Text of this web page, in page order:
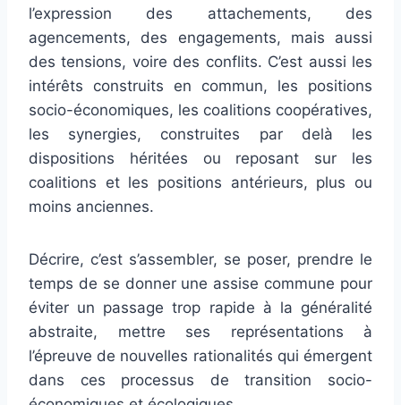
l’expression des attachements, des
agencements, des engagements, mais aussi
des tensions, voire des conflits. C’est aussi les
intérêts construits en commun, les positions
socio-économiques, les coalitions coopératives,
les synergies, construites par delà les
dispositions héritées ou reposant sur les
coalitions et les positions antérieurs, plus ou
moins anciennes.
Décrire, c’est s’assembler, se poser, prendre le
temps de se donner une assise commune pour
éviter un passage trop rapide à la généralité
abstraite, mettre ses représentations à
l’épreuve de nouvelles rationalités qui émergent
dans ces processus de transition socio-